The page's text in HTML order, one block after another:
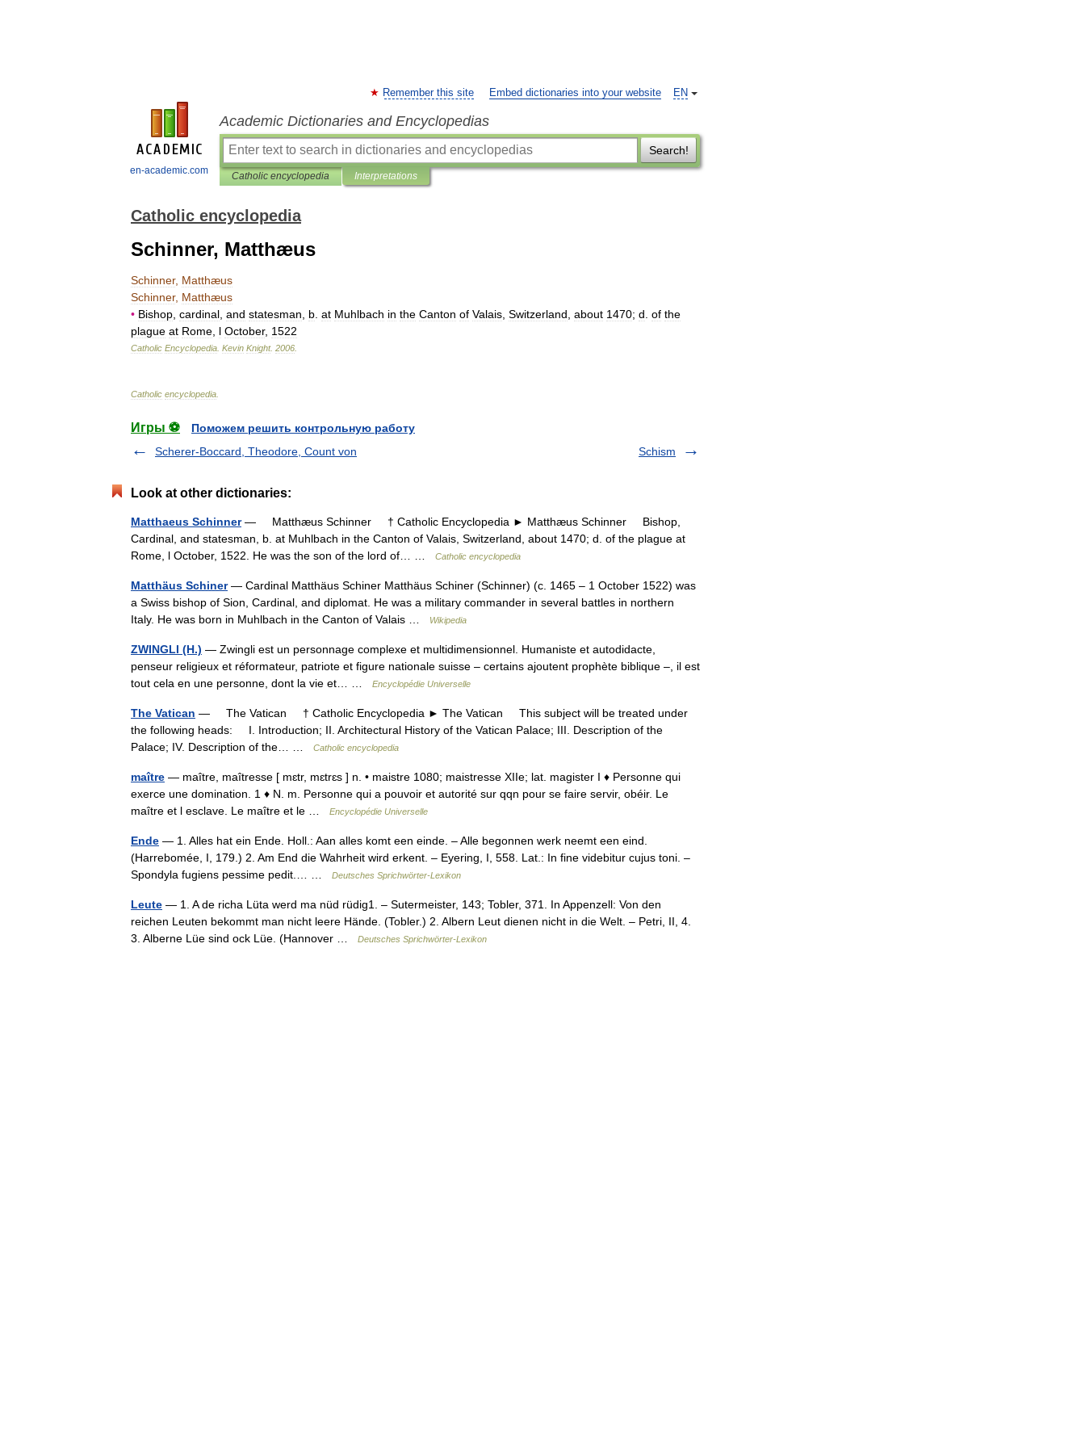
en-academic.com
EN
Remember this site Embed dictionaries into your website
Academic Dictionaries and Encyclopedias
Search!
Catholic encyclopedia Interpretations
Catholic encyclopedia
Schinner, Matthæus
Schinner, Matthæus
Schinner, Matthæus
• Bishop cardinal and statesman b at Muhlbach in the Canton of Valais Switzerland about 1470; d of the
plague at Rome l October, 1522
Catholic Encyclopedia Kevin Knight. 2006
Catholic encyclopedia
Игры ⚽
Поможем решить контрольную работу
Scherer-Boccard, Theodore, Count von
Schism
Look at other dictionaries:
Matthaeus Schinner— Matthæus Schinner † Catholic Encyclopedia ► Matthæus Schinner Bishop,
Cardinal, and statesman, b. at Muhlbach in the Canton of Valais, Switzerland, about 1470; d. of the plague at
Rome, l October, 1522. He was the son of the lord of… …
Catholic encyclopedia
Matthäus Schiner— Cardinal Matthäus Schiner Matthäus Schiner (Schinner) (c. 1465 – 1 October 1522) was
a Swiss bishop of Sion, Cardinal, and diplomat. He was a military commander in several battles in northern
Italy. He was born in Muhlbach in the Canton of Valais …
Wikipedia
ZWINGLI (H.) — Zwingli est un personnage complexe et multidimensionnel. Humaniste et autodidacte,
penseur religieux et réformateur, patriote et figure nationale suisse – certains ajoutent prophète biblique –, il est
tout cela en une personne, dont la vie et… …
Encyclopédie Universelle
The Vatican — The Vatican † Catholic Encyclopedia ► The Vatican This subject will be treated under
the following heads: I. Introduction; II. Architectural History of the Vatican Palace; III. Description of the
Palace; IV. Description of the… …
Catholic encyclopedia
maître — maître, maîtresse [ mɛtr, mɛtrɛs ] n. • maistre 1080; maistresse XIIe; lat. magister I ♦ Personne qui
exerce une domination. 1 ♦ N. m. Personne qui a pouvoir et autorité sur qqn pour se faire servir, obéir. Le
maître et l esclave. Le maître et le …
Encyclopédie Universelle
Ende — 1. Alles hat ein Ende. Holl.: Aan alles komt een einde. – Alle begonnen werk neemt een eind.
(Harrebomée, I, 179.) 2. Am End die Wahrheit wird erkent. – Eyering, I, 558. Lat.: In fine videbitur cujus toni. –
Spondyla fugiens pessime pedit.… …
Deutsches Sprichwörter-Lexikon
Leute — 1. A de richa Lüta werd ma nüd rüdig1. – Sutermeister, 143; Tobler, 371. In Appenzell: Von den
reichen Leuten bekommt man nicht leere Hände. (Tobler.) 2. Albern Leut dienen nicht in die Welt. – Petri, II, 4.
3. Alberne Lüe sind ock Lüe. (Hannover …
Deutsches Sprichwörter-Lexikon